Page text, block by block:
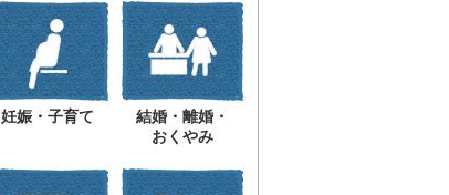
妊娠・子育て
結婚・離婚・
おくやみ